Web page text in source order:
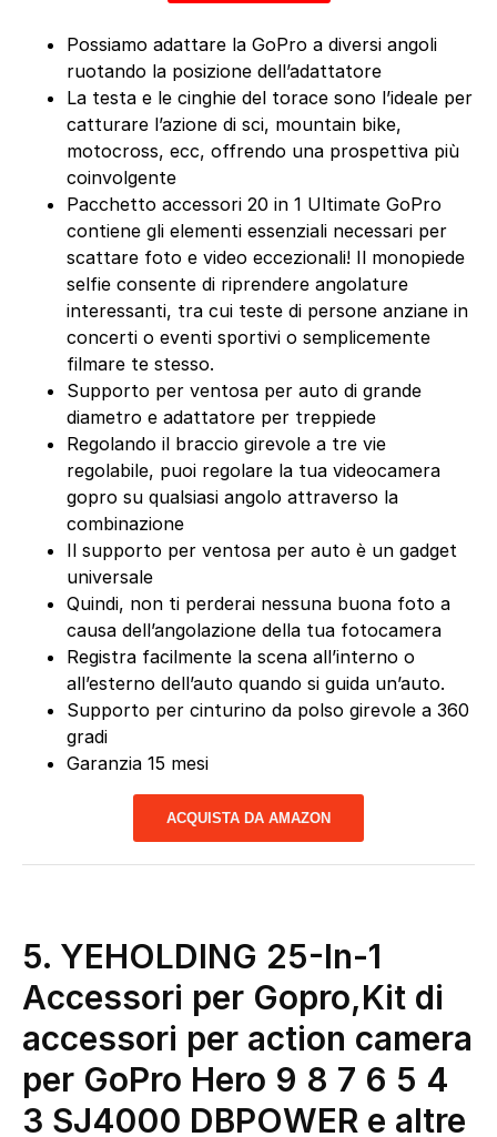
Possiamo adattare la GoPro a diversi angoli
ruotando la posizione dell’adattatore
La testa e le cinghie del torace sono l’ideale per
catturare l’azione di sci, mountain bike,
motocross, ecc, offrendo una prospettiva più
coinvolgente
Pacchetto accessori 20 in 1 Ultimate GoPro
contiene gli elementi essenziali necessari per
scattare foto e video eccezionali! Il monopiede
selfie consente di riprendere angolature
interessanti, tra cui teste di persone anziane in
concerti o eventi sportivi o semplicemente
filmare te stesso.
Supporto per ventosa per auto di grande
diametro e adattatore per treppiede
Regolando il braccio girevole a tre vie
regolabile, puoi regolare la tua videocamera
gopro su qualsiasi angolo attraverso la
combinazione
Il supporto per ventosa per auto è un gadget
universale
Quindi, non ti perderai nessuna buona foto a
causa dell’angolazione della tua fotocamera
Registra facilmente la scena all’interno o
all’esterno dell’auto quando si guida un’auto.
Supporto per cinturino da polso girevole a 360
gradi
Garanzia 15 mesi
ACQUISTA DA AMAZON
5. YEHOLDING 25-In-1
Accessori per Gopro,Kit di
accessori per action camera
per GoPro Hero 9 8 7 6 5 4
3 SJ4000 DBPOWER e altre